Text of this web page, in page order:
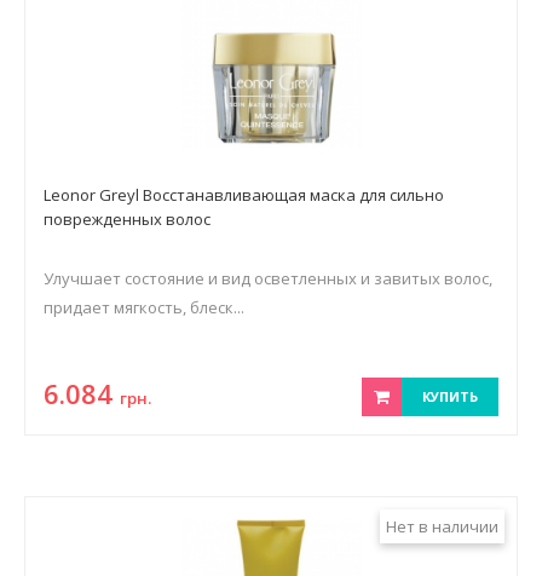
Leonor Greyl Восстанавливающая маска для сильно
поврежденных волос
Улучшает состояние и вид осветленных и завитых волос,
придает мягкость, блеск...
6.084 грн. КУПИТЬ
Нет в наличии